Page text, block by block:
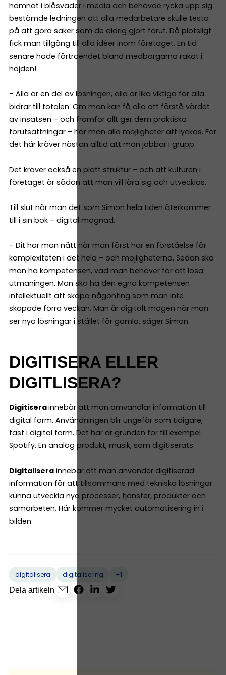
hamnat i blåsväder i media och behövde rycka upp sig
bestämde ledningen att alla medarbetare skulle testa
på att göra saker som de aldrig gjort förut. Då plötsligt
fick man tillgång till alla idéer inom företaget. En tid
senare hade förtroendet bland medborgarna rakat i
höjden!
– Alla är en del av lösningen, alla är lika viktiga för alla
bidrar till totalen. Om man kan få alla att förstå värdet
av insatsen – och framför allt ger dem praktiska
förutsättningar – har man alla möjligheter att lyckas. För
det här kräver nästan alltid att man jobbar i grupp.
Det kräver också en platt struktur – och att kulturen i
företaget är sådan att man vill lära sig och utvecklas.
Till slut når man det som Simon hela tiden återkommer
till i sin bok – digital mognad.
– Dit har man nått när man först har en förståelse för
komplexiteten i det hela – och möjligheterna. Sedan ska
man ha kompetensen, vad man behöver för att lösa
utmaningen. Man ska ha den egna kompetensen
intellektuellt att skapa någonting som man inte
skapade förra veckan. Man är digitalt mogen när man
ser nya lösningar i stället för gamla, säger Simon.
DIGITISERA ELLER
DIGITLISERA?
Digitiserainnebär att man omvandlar information till
digital form. Användningen blir ungefär som tidigare,
fast i digital form. Det här är grunden för till exempel
Spotify. En analog produkt, musik, som digitiserats.
Digitalisera innebär att man använder digitiserad
information för att tillsammans med tekniska lösningar
kunna utveckla nya processer, tjänster, produkter och
samarbeten. Här kommer mycket automatisering in i
bilden.
digitalisera digitalisering
+1
Dela artikeln